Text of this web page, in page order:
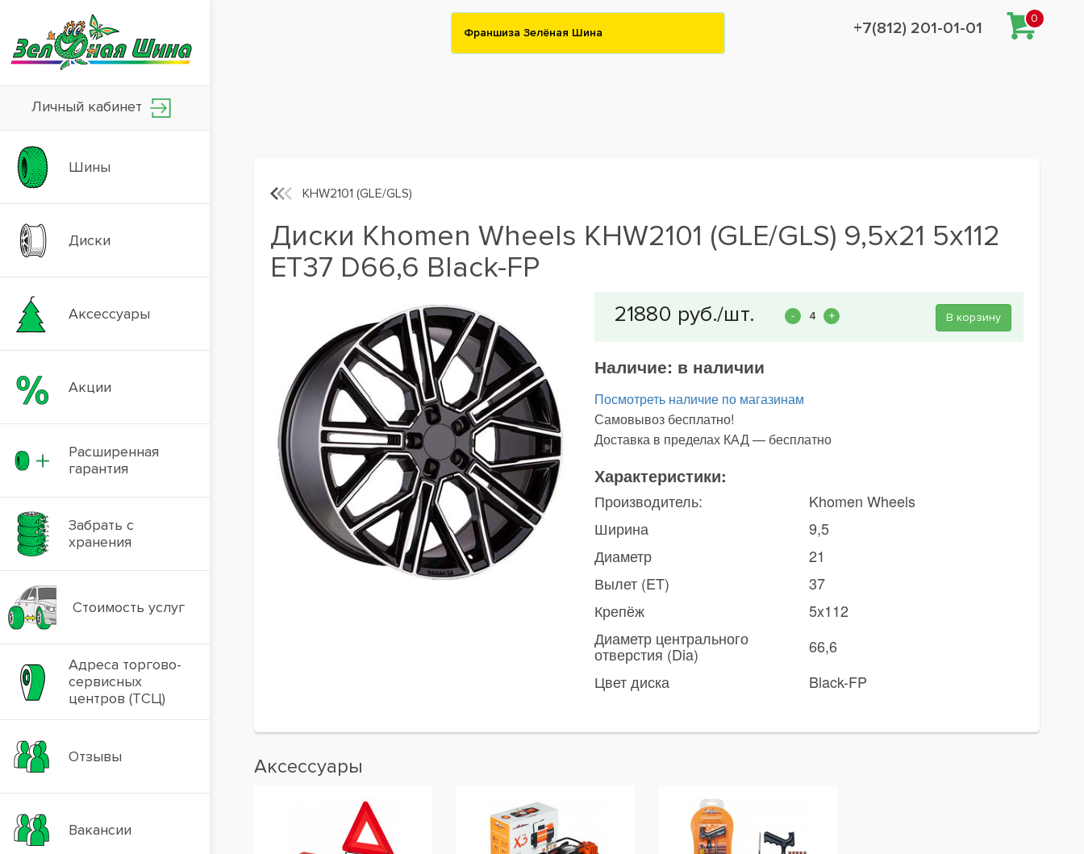
Личный кабинет
Шины
Диски
Аксессуары
Акции
Расширенная
гарантия
Забрать с
хранения
Стоимость услуг
Адреса торгово-
сервисных
центров (ТСЦ)
Отзывы
Вакансии
Франшиза Зелёная Шина +7(812) 201-01-01
0
KHW2101 (GLE/GLS)
Диски Khomen Wheels KHW2101 (GLE/GLS) 9,5x21 5x112
ET37 D66,6 Black-FP
В корзину
Наличие: в наличии
Посмотреть наличие по магазинам
Самовывоз бесплатно!
Доставка в пределах КАД — бесплатно
Характеристики:
Производитель:
Khomen Wheels
Ширина
9,5
Диаметр
21
Вылет (ET)
37
Крепёж
5x112
Диаметр центрального
отверстия (Dia)
66,6
Цвет диска
Black-FP
Аксессуары